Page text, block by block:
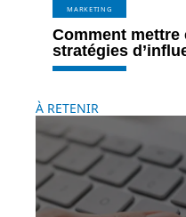
MARKETING
Comment mettre
stratégies
À RETENIR